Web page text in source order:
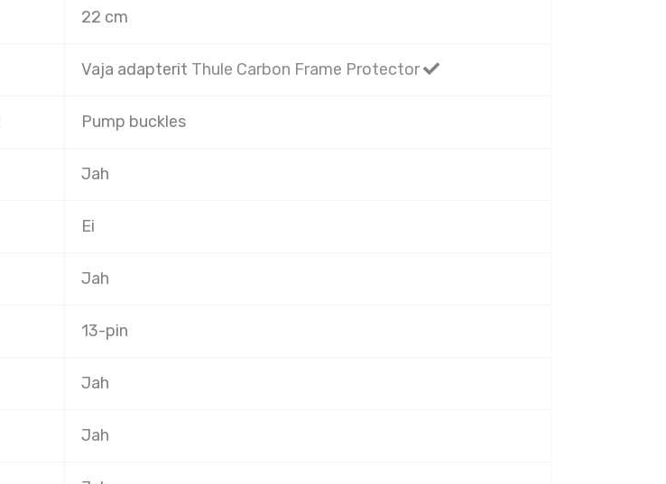
22 cm
Vaja adapterit Thule Carbon Frame Protector
Pump buckles
Jah
Ei
Jah
13-pin
Jah
Jah